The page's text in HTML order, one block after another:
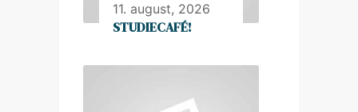
11. august, 2026
STUDIECAFÉ!